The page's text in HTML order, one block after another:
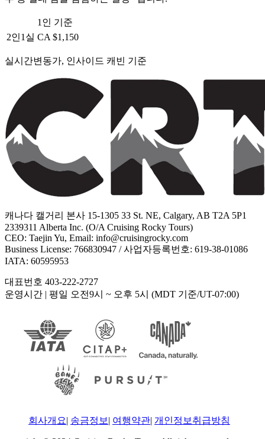
1인 기준
2인1실 CA $1,150
실시간변동가, 인사이드 캐빈 기준
캐나다 캘거리 본사 15-1305 33 St. NE, Calgary, AB T2A 5P1
2339311 Alberta Inc. (O/A Cruising Rocky Tours)
CEO: Taejin Yu, Email: info@cruisingrocky.com
Business License: 766830947 / 사업자등록번호: 619-38-01086
IATA: 60595953
대표번호 403-222-2727
운영시간 | 평일 오전9시 ~ 오후 5시 (MDT 기준/UT-07:00)
회사개요| 송금정보 | 여행약관| 개인정보취급방침